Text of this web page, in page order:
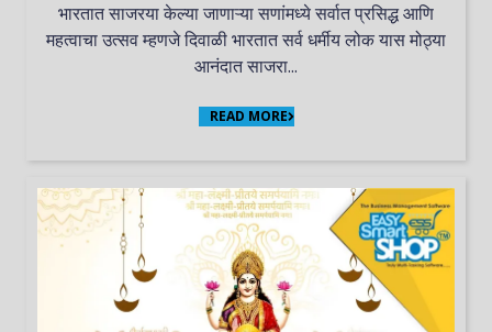
भारतात साजरया केल्या जाणाऱ्या सणांमध्ये सर्वात प्रसिद्ध आणि
महत्वाचा उत्सव म्हणजे दिवाळी भारतात सर्व धर्मीय लोक यास मोठ्या
आनंदात साजरा...
READ MORE